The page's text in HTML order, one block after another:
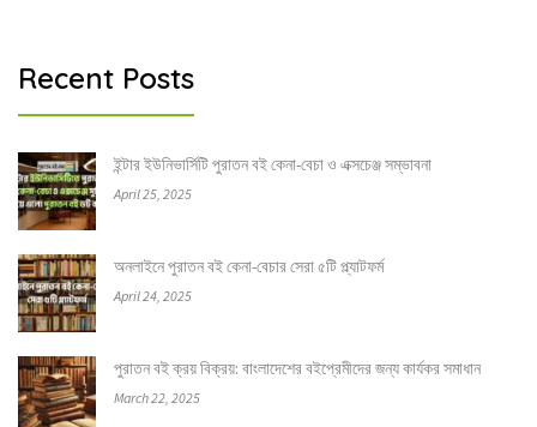
Recent Posts
ইন্টার ইউনিভার্সিটি পুরাতন বই কেনা-বেচা ও এক্সচেঞ্জ সম্ভাবনা
April 25, 2025
অনলাইনে পুরাতন বই কেনা-বেচার সেরা ৫টি প্ল্যাটফর্ম
April 24, 2025
পুরাতন বই ক্রয় বিক্রয়: বাংলাদেশের বইপ্রেমীদের জন্য কার্যকর সমাধান
March 22, 2025